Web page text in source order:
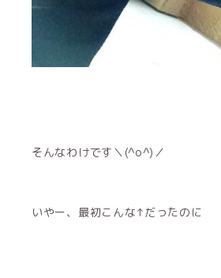
そんなわけです＼(^o^)／
いやー、最初こんな↑だったのに